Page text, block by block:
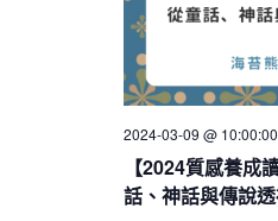
【2024質感養成
話、神話與傳說
2024-03-09 @ 10:00:00